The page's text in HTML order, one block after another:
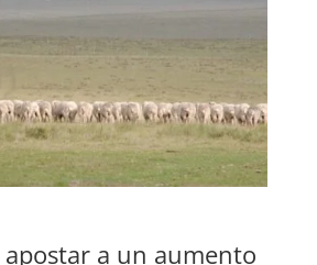
apostar a un aumento